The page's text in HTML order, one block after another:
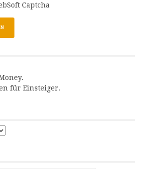
Captcha
für Einsteiger.